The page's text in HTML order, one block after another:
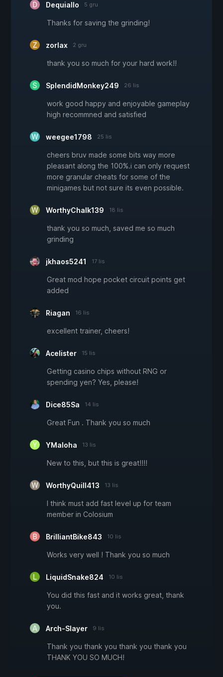
Dequiallo 5 gru
Thanks for saving the grinding!
zorlax 2 gru
thank you so much for your hard work!!
SplendidMonkey249 26 lis
work good happy and enjoyable gameplay
high recommned and satisfied
weegee1798 25 lis
cheers bruv made some bits way more
pleasant along the 100%.i can only request
more granular cheats for some of the
minigames but not sure its even possible.
WorthyChalk139 18 lis
thank you so much, saved me so much
grinding
jkhaos5241 17 lis
Great mod hope pocket circuit points get
added
Riagan 16 lis
excellent trainer, cheers!
Acelister 15 lis
Getting casino chips without RNG or
spending yen? Yes, please!
Dice85Sa 14 lis
Great Fun . Thank you so much
YMaloha 13 lis
New to this, but this is great!!!!
WorthyQuill413 13 lis
I think must add fast level up for team
member in Colosium
BrilliantBike843 10 lis
Works very well ! Thank you so much
LiquidSnake824 10 lis
You did this fast and it works great, thank
you.
Arch-Slayer 9 lis
Thank you thank you thank you thank you
THANK YOU SO MUCH!